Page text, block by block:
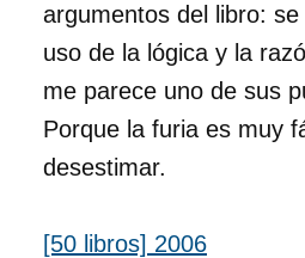
argumentos del libro:
uso de la lógica y la
me parece uno de sus
Porque la furia es muy
desestimar.
[50 libros] 2006